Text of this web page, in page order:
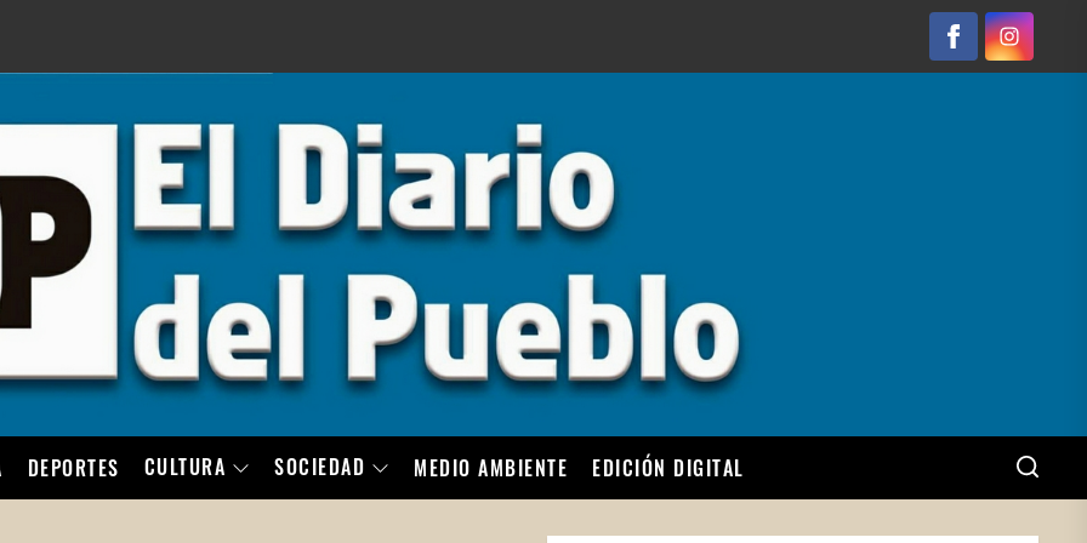
FacebookInstagram
DEPORTES CULTURA SOCIEDAD MEDIO AMBIENTE EDICIÓN DIGITAL